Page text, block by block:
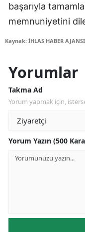
başarıyla
memnuniyetini
Kaynak: İHLAS HABER AJANSI
Yorumlar
Takma Ad
Yorum yapmak için,
Yorum Yazın (500